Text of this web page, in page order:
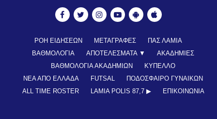
ΡΟΗ ΕΙΔΗΣΕΩΝ ΜΕΤΑΓΡΑΦΕΣ
ΠΑΣ ΛΑΜΙΑ
ΒΑΘΜΟΛΟΓΙΑ
ΑΠΟΤΕΛΕΣΜΑΤΑ ▼
ΑΚΑΔΗΜΙΕΣ
ΒΑΘΜΟΛΟΓΙΑ ΑΚΑΔΗΜΙΩΝ
ΚΥΠΕΛΛΟ
ΝΕΑ ΑΠΟ ΕΛΛΑΔΑ
FUTSAL
ΠΟΔΟΣΦΑΙΡΟ ΓΥΝΑΙΚΩΝ
ALL TIME ROSTER
LAMIA POLIS 87,7 ▶︎ ΕΠΙΚΟΙΝΩΝΊΑ